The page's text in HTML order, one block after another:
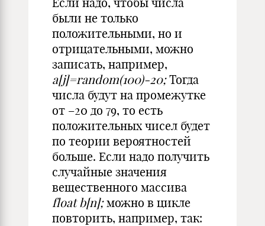
были не только
положительными, но и
отрицательными, можно
записать, например,
a[j]=random(100)-20;Тогда
числа будут на промежутке
от –20 до 79, то есть
положительных чисел будет
по теории вероятностей
больше. Если надо получить
случайные значения
вещественного массива
float b[n];можно в цикле
повторить, например, так: